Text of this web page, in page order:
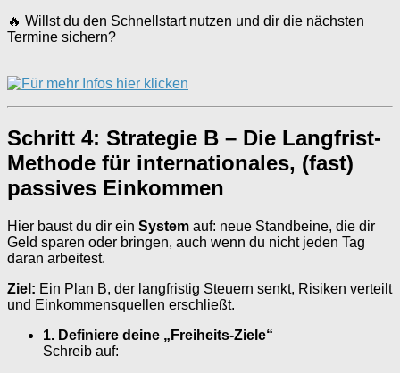
🔥 Willst du den Schnellstart nutzen und dir die nächsten
Termine sichern?
Schritt 4: Strategie B – Die Langfrist-
Methode für internationales, (fast)
passives Einkommen
Hier baust du dir ein System auf: neue Standbeine, die dir
Geld sparen oder bringen, auch wenn du nicht jeden Tag
daran arbeitest.
Ziel: Ein Plan B, der langfristig Steuern senkt, Risiken verteilt
und Einkommensquellen erschließt.
1. Definiere deine „Freiheits-Ziele“
Schreib auf: